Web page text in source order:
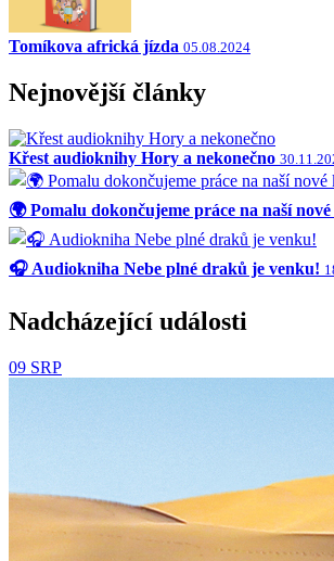
Tomíkova africká jízda 05.08.2024
Nejnovější články
Křest audioknihy Hory a nekonečno
🌍 Pomalu dokončujeme práce na naší
🎧 Audiokniha Nebe plné draků je venku!
Nadcházející události
09 SRP